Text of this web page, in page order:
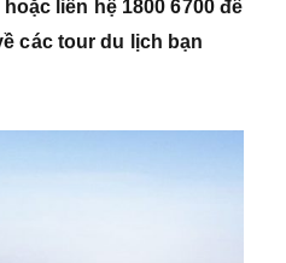
liên hệ 1800 6700 để
các tour du lịch bạn